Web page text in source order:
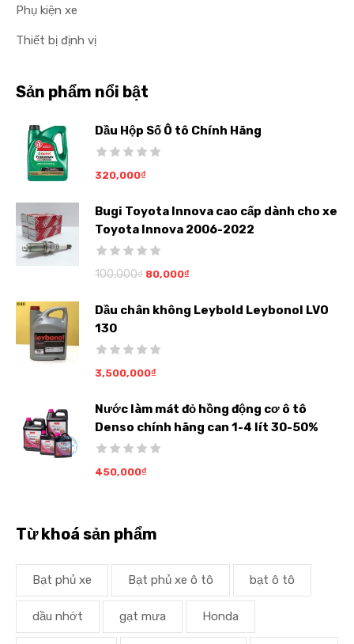
Phụ kiện xe
Thiết bị định vị
Sản phẩm nổi bật
Dầu Hộp Số Ô tô Chính Hãng
320,000₫
Bugi Toyota Innova cao cấp dành cho xe
Toyota Innova 2006-2022
100,000₫ 80,000₫
Dầu chân không Leybold Leybonol LVO
130
3,500,000₫
Nước làm mát đỏ hồng động cơ ô tô
Denso chính hãng can 1-4 lít 30-50%
450,000₫
Từ khoá sản phẩm
Bạt phủ xe Bạt phủ xe ô tô bạt ô tô
dầu nhớt gạt mưa Honda